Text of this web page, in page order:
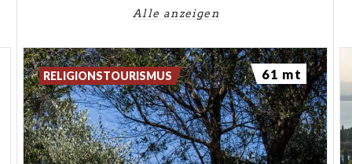
Alle anzeigen
RELIGIONSTOURISMUS 61 mt